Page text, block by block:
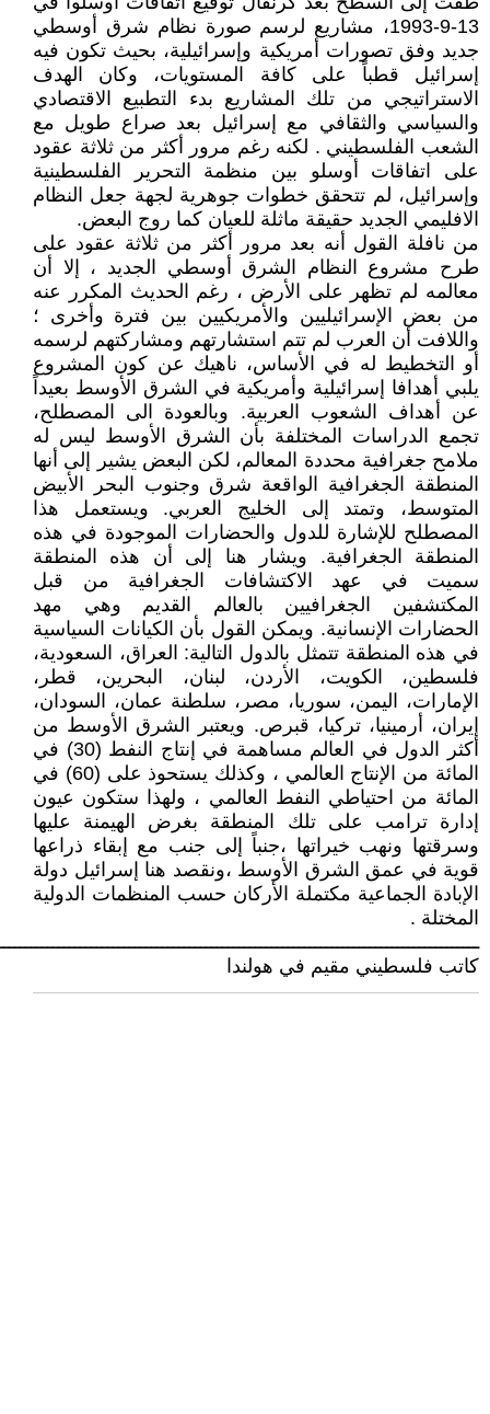
13-9-1993، مشاريع لرسم صورة نظام شرق أوسطي
جديد وفق تصورات أمريكية وإسرائيلية، بحيث تكون فيه
إسرائيل قطباً على كافة المستويات، وكان الهدف
الاستراتيجي من تلك المشاريع بدء التطبيع الاقتصادي
والسياسي والثقافي مع إسرائيل بعد صراع طويل مع
الشعب الفلسطيني . لكنه رغم مرور أكثر من ثلاثة عقود
على اتفاقات أوسلو بين منظمة التحرير الفلسطينية
وإسرائيل، لم تتحقق خطوات جوهرية لجهة جعل النظام
الافليمي الجديد حقيقة ماثلة للعيان كما روج البعض.
من نافلة القول أنه بعد مرور أكثر من ثلاثة عقود على
طرح مشروع النظام الشرق أوسطي الجديد ، إلا أن
معالمه لم تظهر على الأرض ، رغم الحديث المكرر عنه
من بعض الإسرائيليين والأمريكيين بين فترة وأخرى ؛
واللافت أن العرب لم تتم استشارتهم ومشاركتهم لرسمه
أو التخطيط له في الأساس، ناهيك عن كون المشروع
يلبي أهدافا إسرائيلية وأمريكية في الشرق الأوسط بعيداً
عن أهداف الشعوب العربية. وبالعودة الى المصطلح،
تجمع الدراسات المختلفة بأن الشرق الأوسط ليس له
ملامح جغرافية محددة المعالم، لكن البعض يشير إلى أنها
المنطقة الجغرافية الواقعة شرق وجنوب البحر الأبيض
المتوسط، وتمتد إلى الخليج العربي. ويستعمل هذا
المصطلح للإشارة للدول والحضارات الموجودة في هذه
المنطقة الجغرافية. ويشار هنا إلى أن هذه المنطقة
سميت في عهد الاكتشافات الجغرافية من قبل
المكتشفين الجغرافيين بالعالم القديم وهي مهد
الحضارات الإنسانية. ويمكن القول بأن الكيانات السياسية
في هذه المنطقة تتمثل بالدول التالية: العراق، السعودية،
فلسطين، الكويت، الأردن، لبنان، البحرين، قطر،
الإمارات، اليمن، سوريا، مصر، سلطنة عمان، السودان،
إيران، أرمينيا، تركيا، قبرص. ويعتبر الشرق الأوسط من
أكثر الدول في العالم مساهمة في إنتاج النفط (30) في
المائة من الإنتاج العالمي ، وكذلك يستحوذ على (60) في
المائة من احتياطي النفط العالمي ، ولهذا ستكون عيون
إدارة ترامب على تلك المنطقة بغرض الهيمنة عليها
وسرقتها ونهب خيراتها ،جنباً إلى جنب مع إبقاء ذراعها
قوية في عمق الشرق الأوسط ،ونقصد هنا إسرائيل دولة
الإبادة الجماعية مكتملة الأركان حسب المنظمات الدولية
المختلة .
كاتب فلسطيني مقيم في هولندا